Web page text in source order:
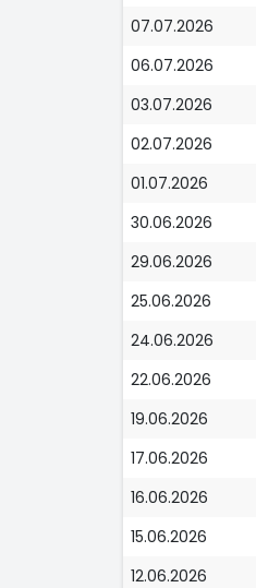
07.07.2026
06.07.2026
03.07.2026
02.07.2026
01.07.2026
30.06.2026
29.06.2026
25.06.2026
24.06.2026
22.06.2026
19.06.2026
17.06.2026
16.06.2026
15.06.2026
12.06.2026